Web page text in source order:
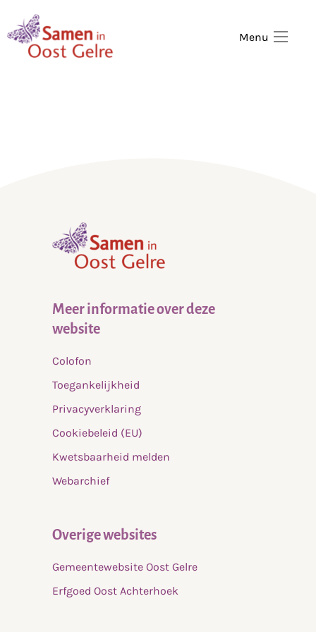
Menu
Meer informatie over deze
website
Colofon
Toegankelijkheid
Privacyverklaring
Cookiebeleid (EU)
Kwetsbaarheid melden
Webarchief
Overige websites
Gemeentewebsite Oost Gelre
Erfgoed Oost Achterhoek